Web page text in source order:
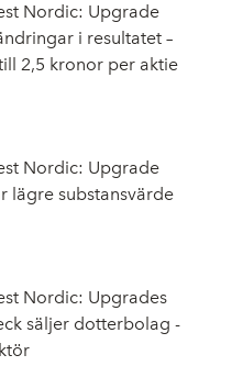
Nordic: Upgrade
i resultatet –
2,5 kronor per aktie
Nordic: Upgrade
lägre substansvärde
Nordic: Upgrades
säljer dotterbolag -